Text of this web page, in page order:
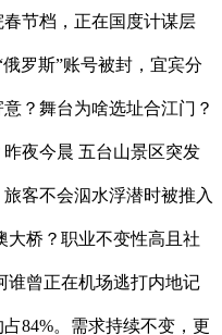
节档，正在国度计谋层
罗斯”账号被封，宜宾分
？舞台为啥选址合江门？
夜今晨 五台山景区突发
客不会泅水浮潜时被推入
大桥？职业不变性高且社
谁曾正在机场逃打内地记
84%。需求持续不变，更